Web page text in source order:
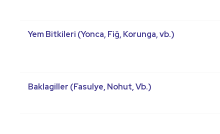
Yem Bitkileri (Yonca, Fiğ, Korunga, vb.)
Baklagiller (Fasulye, Nohut, Vb.)